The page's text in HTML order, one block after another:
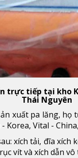
trực tiếp tại kho
Thái Nguyên
xuất pa lăng, họ
Vital - China,
xích tải, đĩa xích
vít và xích dẫn vô